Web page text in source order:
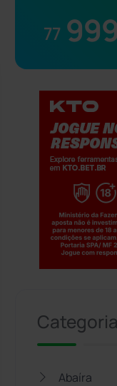
77
Abaíra